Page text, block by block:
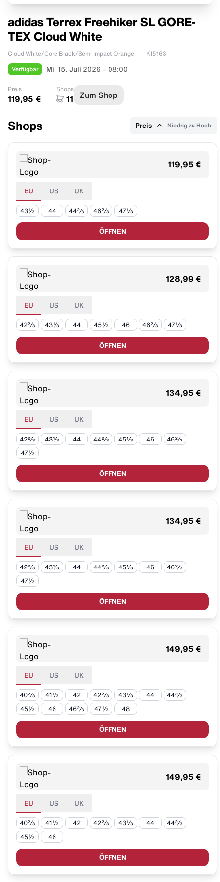
adidas Terrex Freehiker SL GORE-
TEX Cloud White
Cloud White/Core Black/Semi Impact Orange KI5163
Verfügbar Mi. 15. Juli 2026 – 08:00
Preis
119,95 €
Shops
11 Zum Shop
Shops Preis Niedrig zu Hoch
119,95 €
EU US UK
43⅓ 44 44⅔ 46⅔ 47⅓
ÖFFNEN
128,99 €
EU US UK
42⅔ 43⅓ 44 45⅓ 46 46⅔ 47⅓
ÖFFNEN
134,95 €
EU US UK
42⅔ 43⅓ 44 44⅔ 45⅓ 46 46⅔
47⅓
ÖFFNEN
134,95 €
EU US UK
42⅔ 43⅓ 44 44⅔ 45⅓ 46 46⅔
47⅓
ÖFFNEN
149,95 €
EU US UK
40⅔ 41⅓ 42 42⅔ 43⅓ 44 44⅔
45⅓ 46 46⅔ 47⅓ 48
ÖFFNEN
149,95 €
EU US UK
40⅔ 41⅓ 42 42⅔ 43⅓ 44 44⅔
45⅓ 46
ÖFFNEN